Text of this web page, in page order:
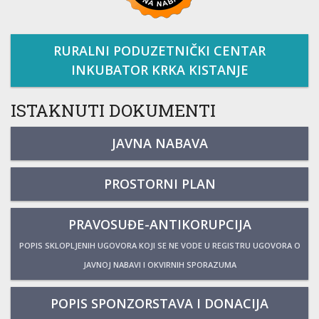
RURALNI PODUZETNIČKI CENTAR
INKUBATOR KRKA KISTANJE
ISTAKNUTI DOKUMENTI
JAVNA NABAVA
PROSTORNI PLAN
PRAVOSUĐE-ANTIKORUPCIJA
POPIS SKLOPLJENIH UGOVORA KOJI SE NE VODE U REGISTRU UGOVORA O
JAVNOJ NABAVI I OKVIRNIH SPORAZUMA
POPIS SPONZORSTAVA I DONACIJA